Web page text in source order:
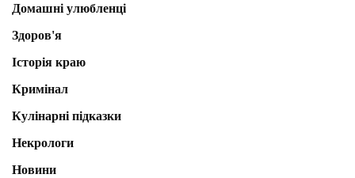
Домашні улюбленці
Здоров'я
Історія краю
Кримінал
Кулінарні підказки
Некрологи
Новини